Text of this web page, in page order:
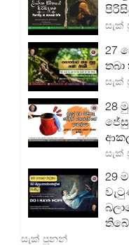
සැක්
27
සැක්
28
සැක්
29
සැක් පූනන්